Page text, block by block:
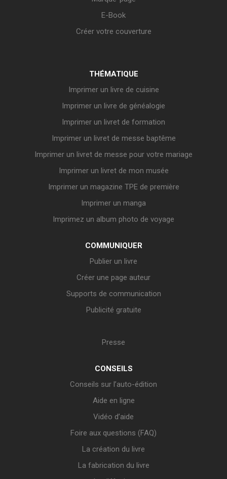
E-Book
Créer votre couverture
THÉMATIQUE
Imprimer un livre de cuisine
Imprimer un livre de généalogie
Imprimer un livret de formation
Imprimer un livret de messe baptême
Imprimer un livret de messe pour votre mariage
Imprimer un livret de mon musée
Imprimer un magazine TPE de première
Imprimer un manga
Imprimez un album photo de voyage
COMMUNIQUER
Publier un livre
Créer une page auteur
Supports de communication
Publicité gratuite
Presse
CONSEILS
Conseils sur l’auto-édition
Aide en ligne
Vidéo d’aide
Foire aux questions (FAQ)
La création du livre
La fabrication du livre